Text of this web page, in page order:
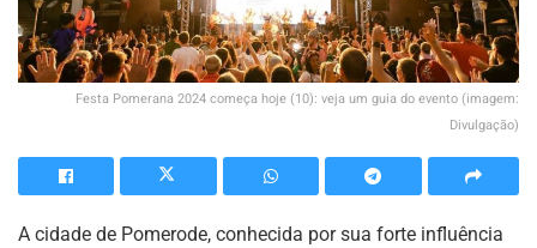
Festa Pomerana 2024 começa hoje (10): veja um guia do evento (imagem:
Divulgação)
A cidade de Pomerode, conhecida por sua forte influência